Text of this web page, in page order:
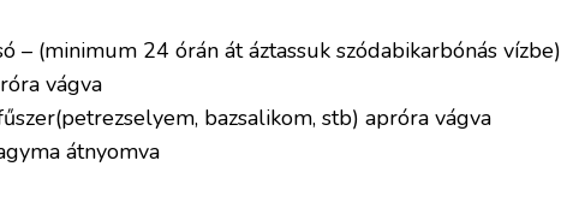
– (minimum 24 órán át áztassuk szódabikarbónás vízbe)
vágva
bazsalikom, stb) apróra vágva
átnyomva